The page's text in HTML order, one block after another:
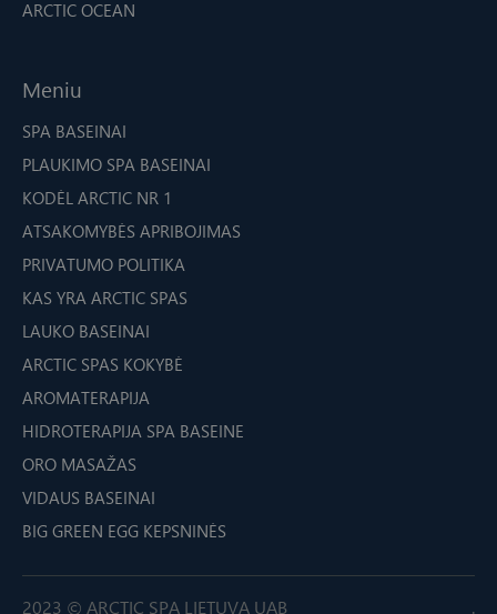
ARCTIC OCEAN
Meniu
SPA BASEINAI
PLAUKIMO SPA BASEINAI
KODĖL ARCTIC NR 1
ATSAKOMYBĖS APRIBOJIMAS
PRIVATUMO POLITIKA
KAS YRA ARCTIC SPAS
LAUKO BASEINAI
ARCTIC SPAS KOKYBĖ
AROMATERAPIJA
HIDROTERAPIJA SPA BASEINE
ORO MASAŽAS
VIDAUS BASEINAI
BIG GREEN EGG KEPSNINĖS
2023 © ARCTIC SPA LIETUVA UAB .